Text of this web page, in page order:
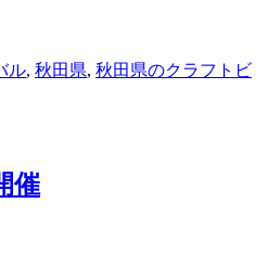
ル, 秋田県, 秋田県のクラフトビ
催